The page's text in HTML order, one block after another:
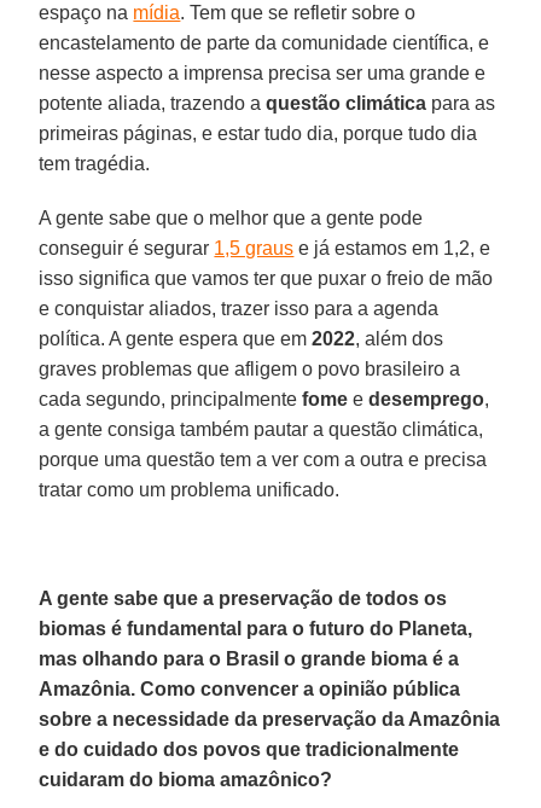
espaço na mídia. Tem que se refletir sobre o
encastelamento de parte da comunidade científica, e
nesse aspecto a imprensa precisa ser uma grande e
potente aliada, trazendo aquestão climática para as
primeiras páginas, e estar tudo dia, porque tudo dia
tem tragédia.
A gente sabe que o melhor que a gente pode
conseguir é segurar 1,5 graus e já estamos em 1,2, e
isso significa que vamos ter que puxar o freio de mão
e conquistar aliados, trazer isso para a agenda
política. A gente espera que em2022, além dos
graves problemas que afligem o povo brasileiro a
cada segundo, principalmentefome edesemprego,
a gente consiga também pautar a questão climática,
porque uma questão tem a ver com a outra e precisa
tratar como um problema unificado.
A gente sabe que a preservação de todos os
biomas é fundamental para o futuro do Planeta,
mas olhando para o Brasil o grande bioma é a
Amazônia. Como convencer a opinião pública
sobre a necessidade da preservação da Amazônia
e do cuidado dos povos que tradicionalmente
cuidaram do bioma amazônico?